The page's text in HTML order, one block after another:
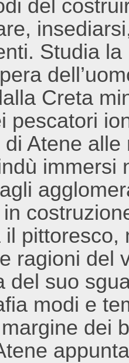
del
Studia
Creta
pescatori
Atene
immersi
pittoresco,
ragioni del
del suo
modi e
dei